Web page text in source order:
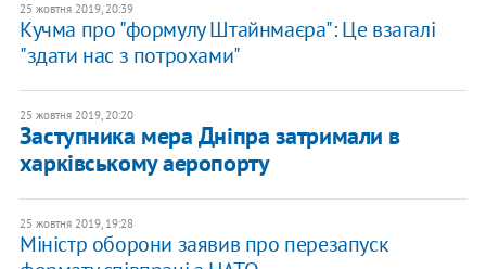
25 жовтня 2019, 20:39
Кучма про "формулу Штайнмаєра": Це взагалі
"здати нас з потрохами"
25 жовтня 2019, 20:20
Заступника мера Дніпра затримали в
харківському аеропорту
25 жовтня 2019, 19:28
Міністр оборони заявив про перезапуск